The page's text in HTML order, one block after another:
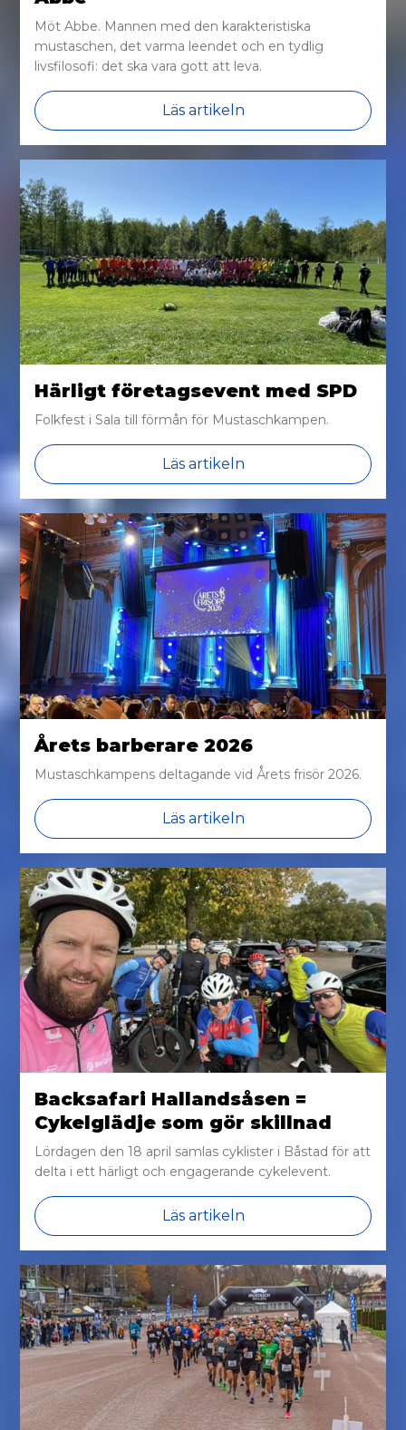
Möt Abbe. Mannen med den karakteristiska
mustaschen, det varma leendet och en tydlig
livsfilosofi: det ska vara gott att leva.
Läs artikeln
Härligt företagsevent med SPD
Folkfest i Sala till förmån för Mustaschkampen.
Läs artikeln
Årets barberare 2026
Mustaschkampens deltagande vid Årets frisör 2026.
Läs artikeln
Backsafari Hallandsåsen =
Cykelglädje som gör skillnad
Lördagen den 18 april samlas cyklister i Båstad för att
delta i ett härligt och engagerande cykelevent.
Läs artikeln